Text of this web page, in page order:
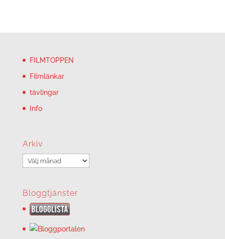
FILMTOPPEN
Filmlänkar
tävlingar
Info
Arkiv
Arkiv
Bloggtjänster